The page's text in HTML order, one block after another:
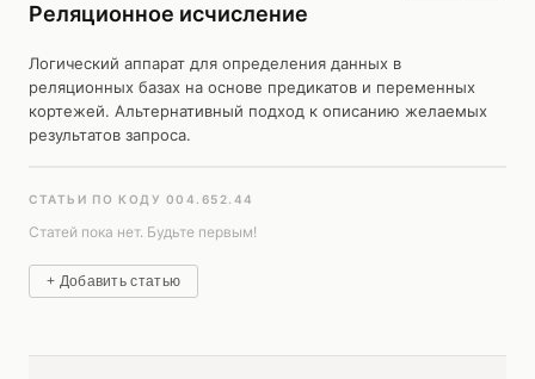
Реляционное исчисление
Логический аппарат для определения данных в
реляционных базах на основе предикатов и переменных
кортежей. Альтернативный подход к описанию желаемых
результатов запроса.
СТАТЬИ ПО КОДУ 004.652.44
Статей пока нет. Будьте первым!
+ Добавить статью